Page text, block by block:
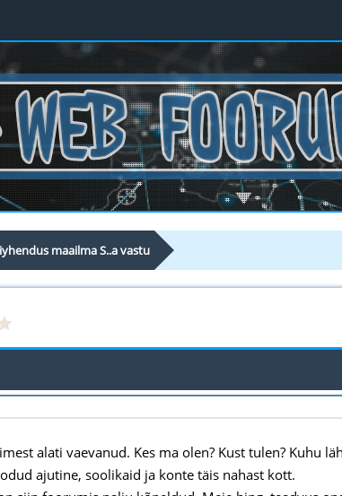
maailma S..a vastu
alati vaevanud. Kes ma olen? Kust tulen? Kuhu
ajutine, soolikaid ja konte täis nahast kott.